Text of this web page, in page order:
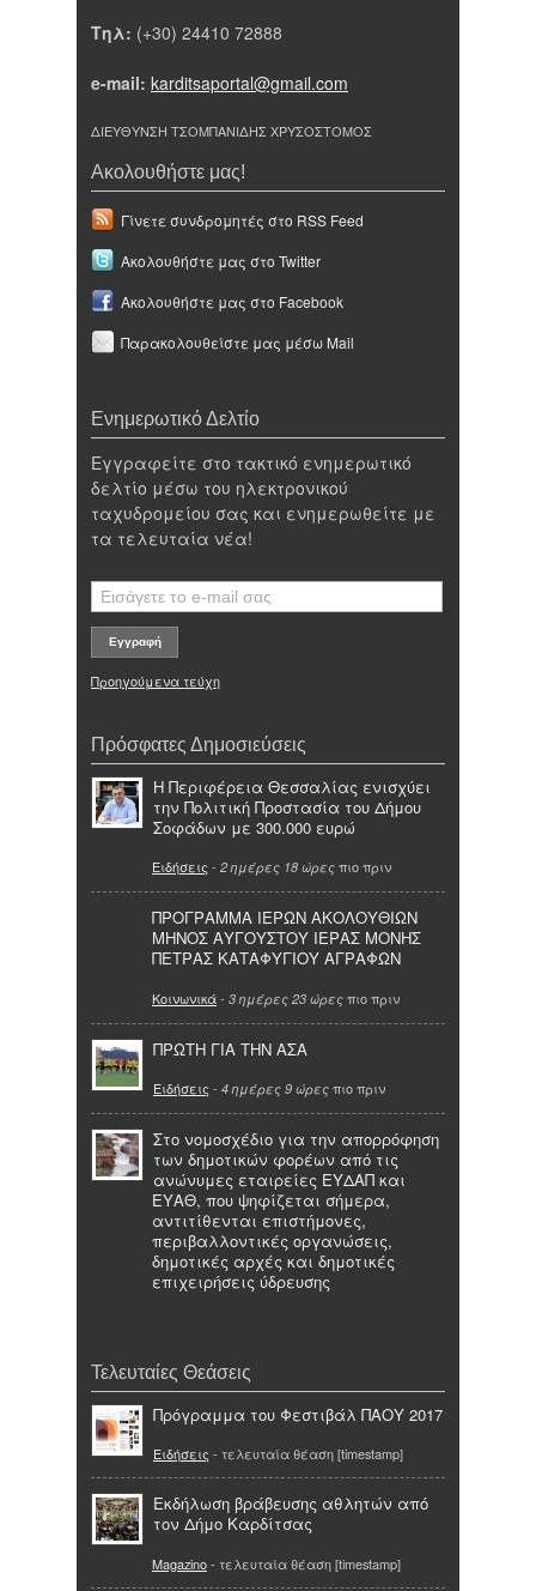
Τηλ: (+30) 24410 72888
e-mail: karditsaportal@gmail.com
ΔΙΕΥΘΥΝΣΗ ΤΣΟΜΠΑΝΙΔΗΣ ΧΡΥΣΟΣΤΟΜΟΣ
Ακολουθήστε μας!
Γίνετε συνδρομητές στο RSS Feed
Ακολουθήστε μας στο Twitter
Ακολουθήστε μας στο Facebook
Παρακολουθείστε μας μέσω Mail
Ενημερωτικό Δελτίο
Εγγραφείτε στο τακτικό ενημερωτικό
δελτίο μέσω του ηλεκτρονικού
ταχυδρομείου σας και ενημερωθείτε με
τα τελευταία νέα!
Προηγούμενα τεύχη
Πρόσφατες Δημοσιεύσεις
Η Περιφέρεια Θεσσαλίας ενισχύει
την Πολιτική Προστασία του Δήμου
Σοφάδων με 300.000 ευρώ
Ειδήσεις - 2 ημέρες 18 ώρες πιο πριν
ΠΡΟΓΡΑΜΜΑ ΙΕΡΩΝ ΑΚΟΛΟΥΘΙΩΝ
ΜΗΝΟΣ ΑΥΓΟΥΣΤΟΥ ΙΕΡΑΣ ΜΟΝΗΣ
ΠΕΤΡΑΣ ΚΑΤΑΦΥΓΙΟΥ ΑΓΡΑΦΩΝ
Κοινωνικά- 3 ημέρες 23 ώρες πιο πριν
ΠΡΩΤΗ ΓΙΑ ΤΗΝ ΑΣΑ
Ειδήσεις - 4 ημέρες 9 ώρες πιο πριν
Στο νομοσχέδιο για την απορρόφηση
των δημοτικών φορέων από τις
ανώνυμες εταιρείες ΕΥΔΑΠ και
ΕΥΑΘ, που ψηφίζεται σήμερα,
αντιτίθενται επιστήμονες,
περιβαλλοντικές οργανώσεις,
δημοτικές αρχές και δημοτικές
επιχειρήσεις ύδρευσης
Τελευταίες Θεάσεις
Πρόγραμμα του Φεστιβάλ ΠΑΟΥ 2017
Ειδήσεις - τελευταία θέαση [timestamp]
Εκδήλωση βράβευσης αθλητών από
τον Δήμο Καρδίτσας
Magazino- τελευταία θέαση [timestamp]